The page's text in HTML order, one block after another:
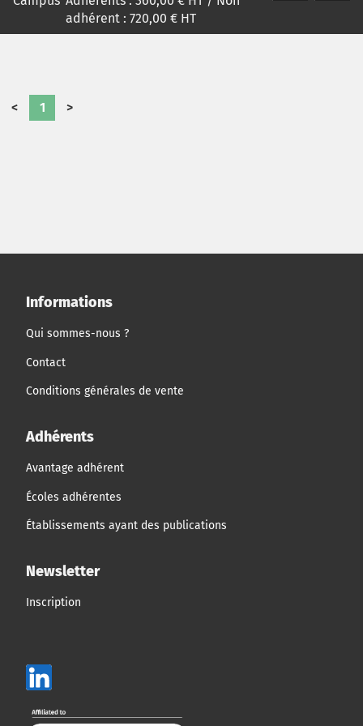
adhérent : 720,00 € HT
< 1 >
Informations
Qui sommes-nous ?
Contact
Conditions générales de vente
Adhérents
Avantage adhérent
Écoles adhérentes
Établissements ayant des publications
Newsletter
Inscription